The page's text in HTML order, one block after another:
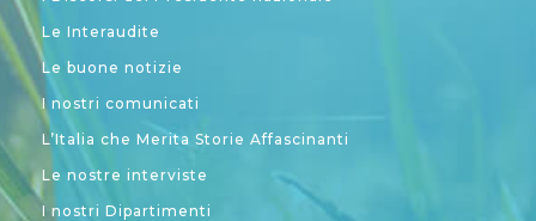
Le Interaudite
Le buone notizie
I nostri comunicati
L’Italia che Merita Storie Affascinanti
Le nostre interviste
I nostri Dipartimenti